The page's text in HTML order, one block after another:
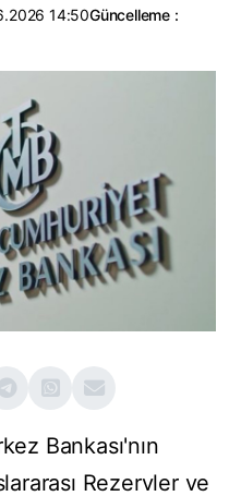
14:50Güncelleme :
Bankası'nın
Rezervler ve